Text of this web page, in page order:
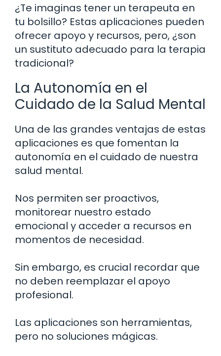
¿Te imaginas tener un terapeuta en
tu bolsillo? Estas aplicaciones pueden
ofrecer apoyo y recursos, pero, ¿son
un sustituto adecuado para la terapia
tradicional?
La Autonomía en el
Cuidado de la Salud Mental
Una de las grandes ventajas de estas
aplicaciones es que fomentan la
autonomía en el cuidado de nuestra
salud mental.
Nos permiten ser proactivos,
monitorear nuestro estado
emocional y acceder a recursos en
momentos de necesidad.
Sin embargo, es crucial recordar que
no deben reemplazar el apoyo
profesional.
Las aplicaciones son herramientas,
pero no soluciones mágicas.